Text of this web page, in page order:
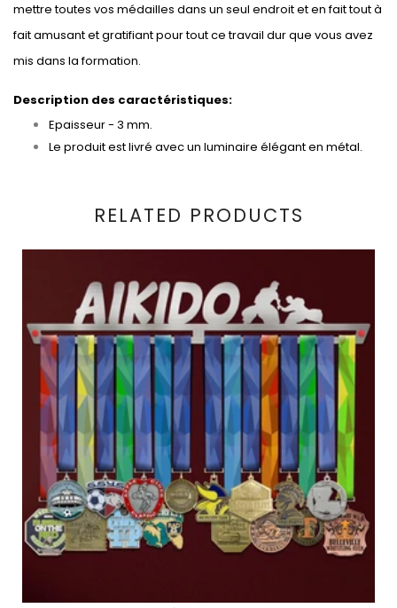
mettre toutes vos médailles dans un seul endroit et en fait tout à
fait amusant et gratifiant pour tout ce travail dur que vous avez
mis dans la formation.
Description des caractéristiques:
Epaisseur - 3 mm.
Le produit est livré avec un luminaire élégant en métal.
RELATED PRODUCTS